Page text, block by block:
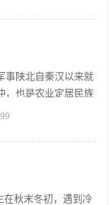
事陕北自秦汉以来就
，也是农业定居民族
要地。历代统治者为
在秋末冬初，遇到冷